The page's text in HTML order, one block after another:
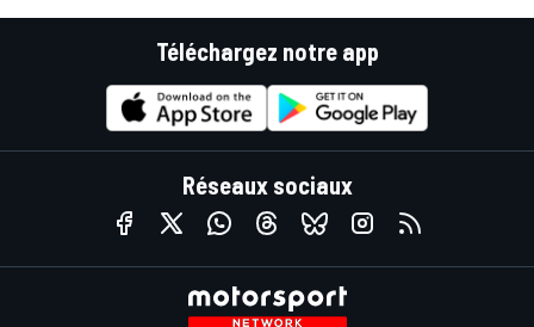
Téléchargez notre app
Réseaux sociaux